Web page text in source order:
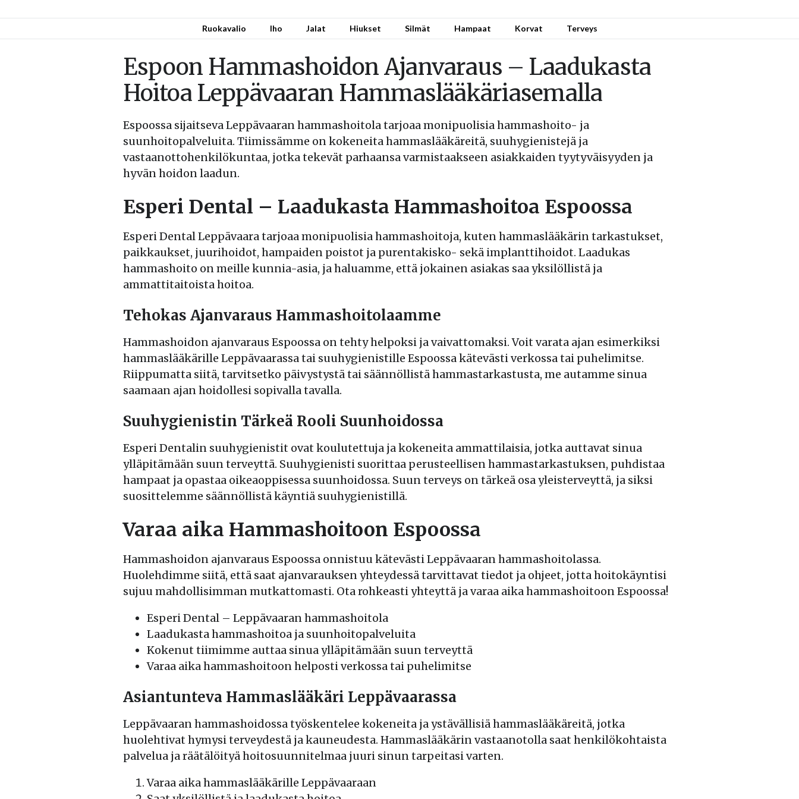
Ruokavalio Iho Jalat Hiukset Silmät Hampaat Korvat Terveys
Espoon Hammashoidon Ajanvaraus – Laadukasta
Hoitoa Leppävaaran Hammaslääkäriasemalla
Espoossa sijaitseva Leppävaaran hammashoitola tarjoaa monipuolisia hammashoito- ja
suunhoitopalveluita. Tiimissämme on kokeneita hammaslääkäreitä, suuhygienistejä ja
vastaanottohenkilökuntaa, jotka tekevät parhaansa varmistaakseen asiakkaiden tyytyväisyyden ja
hyvän hoidon laadun.
Esperi Dental – Laadukasta Hammashoitoa Espoossa
Esperi Dental Leppävaara tarjoaa monipuolisia hammashoitoja, kuten hammaslääkärin tarkastukset,
paikkaukset, juurihoidot, hampaiden poistot ja purentakisko- sekä implanttihoidot. Laadukas
hammashoito on meille kunnia-asia, ja haluamme, että jokainen asiakas saa yksilöllistä ja
ammattitaitoista hoitoa.
Tehokas Ajanvaraus Hammashoitolaamme
Hammashoidon ajanvaraus Espoossa on tehty helpoksi ja vaivattomaksi. Voit varata ajan esimerkiksi
hammaslääkärille Leppävaarassa tai suuhygienistille Espoossa kätevästi verkossa tai puhelimitse.
Riippumatta siitä, tarvitsetko päivystystä tai säännöllistä hammastarkastusta, me autamme sinua
saamaan ajan hoidollesi sopivalla tavalla.
Suuhygienistin Tärkeä Rooli Suunhoidossa
Esperi Dentalin suuhygienistit ovat koulutettuja ja kokeneita ammattilaisia, jotka auttavat sinua
ylläpitämään suun terveyttä. Suuhygienisti suorittaa perusteellisen hammastarkastuksen, puhdistaa
hampaat ja opastaa oikeaoppisessa suunhoidossa. Suun terveys on tärkeä osa yleisterveyttä, ja siksi
suosittelemme säännöllistä käyntiä suuhygienistillä.
Varaa aika Hammashoitoon Espoossa
Hammashoidon ajanvaraus Espoossa onnistuu kätevästi Leppävaaran hammashoitolassa.
Huolehdimme siitä, että saat ajanvarauksen yhteydessä tarvittavat tiedot ja ohjeet, jotta hoitokäyntisi
sujuu mahdollisimman mutkattomasti. Ota rohkeasti yhteyttä ja varaa aika hammashoitoon Espoossa!
Esperi Dental – Leppävaaran hammashoitola
Laadukasta hammashoitoa ja suunhoitopalveluita
Kokenut tiimimme auttaa sinua ylläpitämään suun terveyttä
Varaa aika hammashoitoon helposti verkossa tai puhelimitse
Asiantunteva Hammaslääkäri Leppävaarassa
Leppävaaran hammashoidossa työskentelee kokeneita ja ystävällisiä hammaslääkäreitä, jotka
huolehtivat hymysi terveydestä ja kauneudesta. Hammaslääkärin vastaanotolla saat henkilökohtaista
palvelua ja räätälöityä hoitosuunnitelmaa juuri sinun tarpeitasi varten.
Varaa aika hammaslääkärille Leppävaaraan